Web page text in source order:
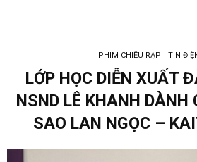
PHIM CHIẾU RẠP TIN
LỚP HỌC DIỄN XUẤT
NSND LÊ KHANH DÀNH
SAO LAN NGỌC –